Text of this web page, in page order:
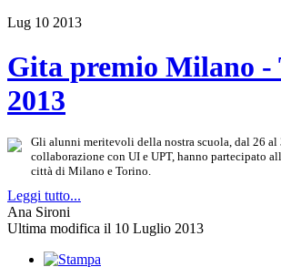
Lug 10 2013
Gita premio Milano -
2013
Gli alunni meritevoli della nostra scuola, dal 26 al
collaborazione con UI e UPT, hanno partecipato
città di Milano e Torino.
Leggi tutto...
Ana Sironi
Ultima modifica il 10 Luglio 2013